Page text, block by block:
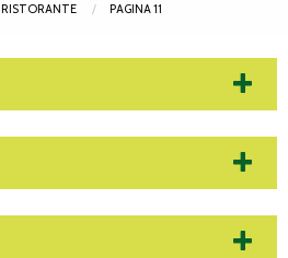
RISTORANTE PAGINA 11